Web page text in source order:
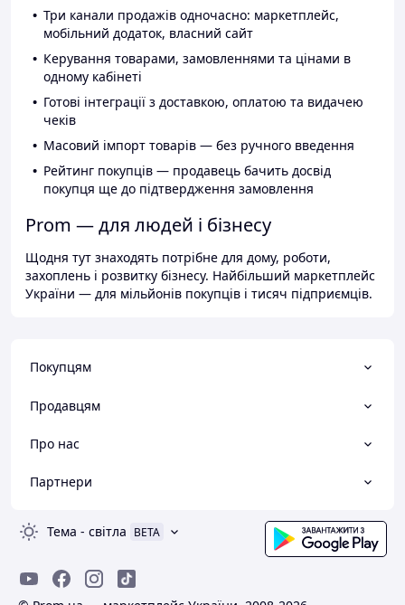
Три канали продажів одночасно: маркетплейс,
мобільний додаток, власний сайт
Керування товарами, замовленнями та цінами в
одному кабінеті
Готові інтеграції з доставкою, оплатою та видачею
чеків
Масовий імпорт товарів — без ручного введення
Рейтинг покупців — продавець бачить досвід
покупця ще до підтвердження замовлення
Prom — для людей і бізнесу
Щодня тут знаходять потрібне для дому, роботи,
захоплень і розвитку бізнесу. Найбільший маркетплейс
України — для мільйонів покупців і тисяч підприємців.
Покупцям
Продавцям
Про нас
Партнери
Тема - світла BETA